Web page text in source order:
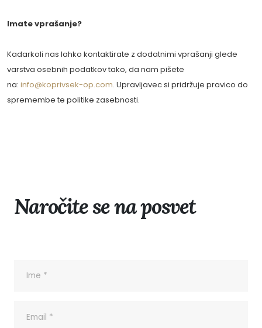
Imate vprašanje?
Kadarkoli nas lahko kontaktirate z dodatnimi vprašanji glede
varstva osebnih podatkov tako, da nam pišete
na: info@koprivsek-op.com. Upravljavec si pridržuje pravico do
spremembe te politike zasebnosti.
Naročite se na posvet